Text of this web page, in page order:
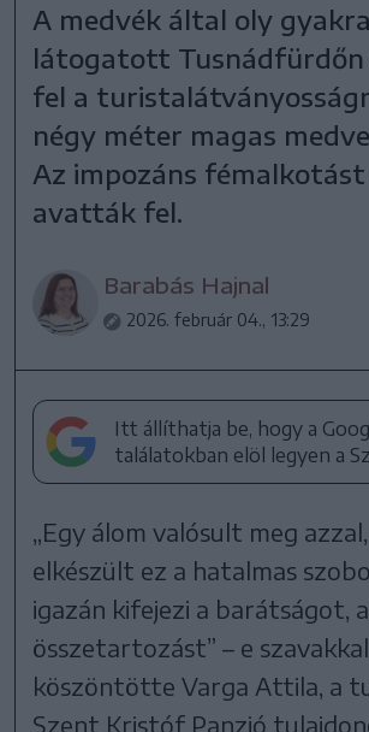
A medvék által oly
látogatott
fel a
négy méter magas
Az impozáns
avatták fel.
Barabás Hajnal
2026. február 04., 13:29
Itt állíthatja be, hogy a
találatokban elöl legyen a
„Egy álom valósult meg
elkészült ez a hatalmas
igazán kifejezi a barátságot,
összetartozást” – e szavakkal
köszöntötte Varga Attila, a
Szent Kristóf Panzió